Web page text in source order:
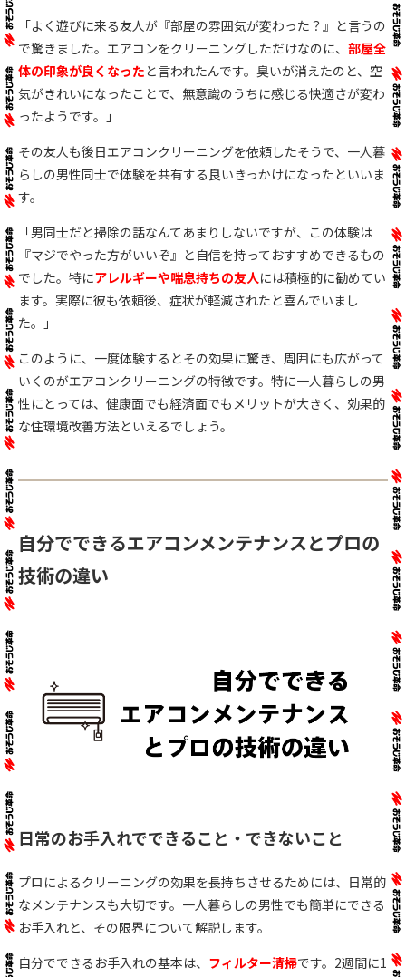
「よく遊びに来る友人が『部屋の雰囲気が変わった？』と言うの
で驚きました。エアコンをクリーニングしただけなのに、 部屋全
体の印象が良くなったと言われたんです。臭いが消えたのと、空
気がきれいになったことで、無意識のうちに感じる快適さが変わ
ったようです。」
その友人も後日エアコンクリーニングを依頼したそうで、一人暮
らしの男性同士で体験を共有する良いきっかけになったといいま
す。
「男同士だと掃除の話なんてあまりしないですが、この体験は
『マジでやった方がいいぞ』と自信を持っておすすめできるもの
でした。特にアレルギーや喘息持ちの友人には積極的に勧めてい
ます。実際に彼も依頼後、症状が軽減されたと喜んでいまし
た。」
このように、一度体験するとその効果に驚き、周囲にも広がって
いくのがエアコンクリーニングの特徴です。特に一人暮らしの男
性にとっては、健康面でも経済面でもメリットが大きく、効果的
な住環境改善方法といえるでしょう。
自分でできるエアコンメンテナンスとプロの
技術の違い
日常のお手入れでできること・できないこと
プロによるクリーニングの効果を長持ちさせるためには、日常的
なメンテナンスも大切です。一人暮らしの男性でも簡単にできる
お手入れと、その限界について解説します。
自分でできるお手入れの基本は、 フィルター清掃です。2週間に1